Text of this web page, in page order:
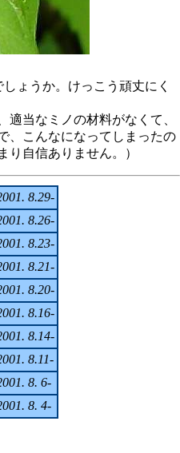
ょうか。けっこう頑丈にく
当なミノの材料がなくて、
、こんなになってしまったの
り自信ありません。）
8.29-
8.26-
8.23-
8.21-
8.20-
8.16-
8.14-
8.11-
8. 6-
8. 4-